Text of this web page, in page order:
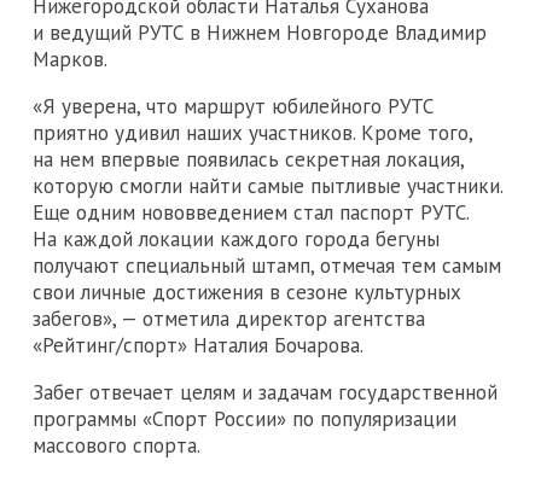
Нижегородской области Наталья Суханова
и ведущий РУТС в Нижнем Новгороде Владимир
Марков.
«Я уверена, что маршрут юбилейного РУТС
приятно удивил наших участников. Кроме того,
на нем впервые появилась секретная локация,
которую смогли найти самые пытливые участники.
Еще одним нововведением стал паспорт РУТС.
На каждой локации каждого города бегуны
получают специальный штамп, отмечая тем самым
свои личные достижения в сезоне культурных
забегов», — отметила директор агентства
«Рейтинг/спорт» Наталия Бочарова.
Забег отвечает целям и задачам государственной
программы «Спорт России» по популяризации
массового спорта.